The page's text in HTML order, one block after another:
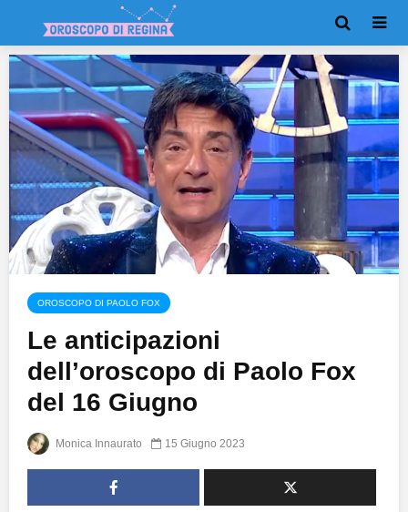
OROSCOPO DI PAOLO FOX
Le anticipazioni
dell’oroscopo di Paolo Fox
del 16 Giugno
Monica Innaurato 15 Giugno 2023